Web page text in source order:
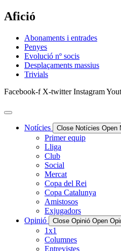
Afició
Abonaments i entrades
Penyes
Evolució nº socis
Desplaçaments massius
Trivials
Facebook-f X-twitter Instagram
Notícies Close Notícies Open
Primer equip
Lliga
Club
Social
Mercat
Copa del Rei
Copa Catalunya
Amistosos
Exjugadors
Opinió
Close Opinió Open
1x1
Columnes
Entrevistes